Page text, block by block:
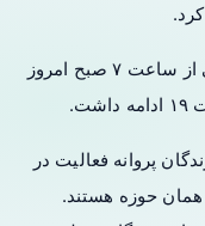
نهمین دوره انتخابات سازمان نظام پزشکی از ساعت ۷ صبح امروز
پروانه فعالیت در
حوزه هستند.